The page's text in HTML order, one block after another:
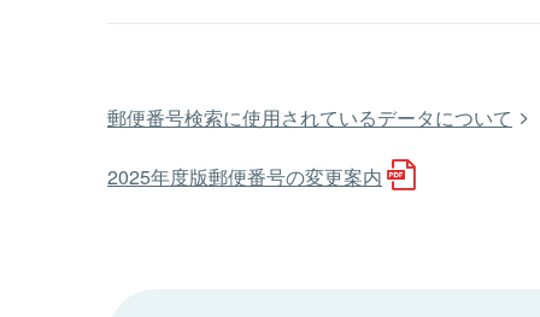
郵便番号検索に使用されているデータについて
2025年度版郵便番号の変更案内